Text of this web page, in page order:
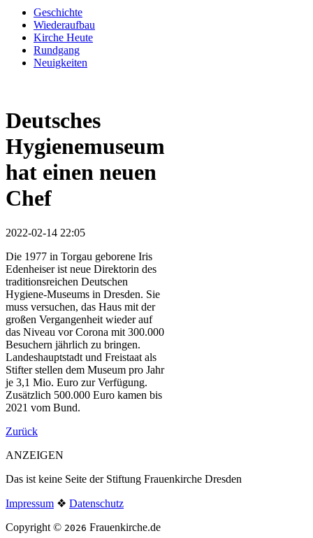
Geschichte
Wiederaufbau
Kirche Heute
Rundgang
Neuigkeiten
Deutsches
Hygienemuseum
hat einen neuen
Chef
2022-02-14 22:05
Die 1977 in Torgau geborene Iris
Edenheiser ist neue Direktorin des
traditionsreichen Deutschen
Hygiene-Museums in Dresden. Sie
muss versuchen, das Haus mit der
großen Vergangenheit wieder auf
das Niveau vor Corona mit 300.000
Besuchern jährlich zu bringen.
Landeshauptstadt und Freistaat als
Stifter stellen dem Museum pro Jahr
je 3,1 Mio. Euro zur Verfügung.
Zusätzlich 500.000 Euro kamen bis
2021 vom Bund.
Zurück
ANZEIGEN
Das ist keine Seite der Stiftung Frauenkirche Dresden
Impressum ❖ Datenschutz
Copyright © 2026 Frauenkirche.de